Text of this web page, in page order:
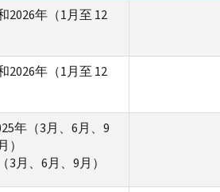
2026年（1月至 12
2026年（1月至 12
年（3月、6月、9
）
3月、6月、9月）